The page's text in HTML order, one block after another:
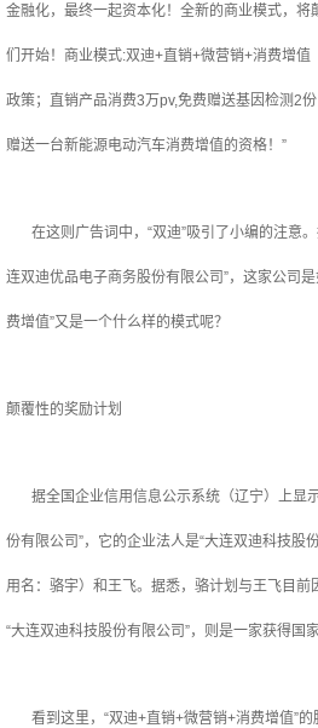
金融化，最终一起资本化！全新的商业模式，
们开始！商业模式:双迪+直销+微营销+消费增值
政策；直销产品消费3万pv,免费赠送基因检测2
赠送一台新能源电动汽车消费增值的资格！”
在这则广告词中，“双迪”吸引了小编的注意
连双迪优品电子商务股份有限公司”，这家公司
费增值”又是一个什么样的模式呢？
颠覆性的奖励计划
据全国企业信用信息公示系统（辽宁）上显
份有限公司”，它的企业法人是“大连双迪科技股
用名：骆宇）和王飞。据悉，骆计划与王飞目
“大连双迪科技股份有限公司”，则是一家获得国
看到这里，“双迪+直销+微营销+消费增值”的